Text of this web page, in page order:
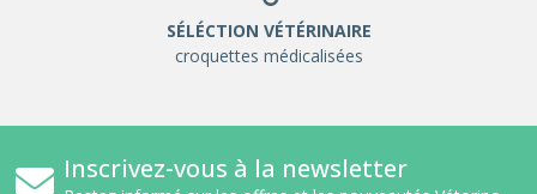
SÉLÉCTION VÉTÉRINAIRE
croquettes médicalisées
Inscrivez-vous à la newsletter